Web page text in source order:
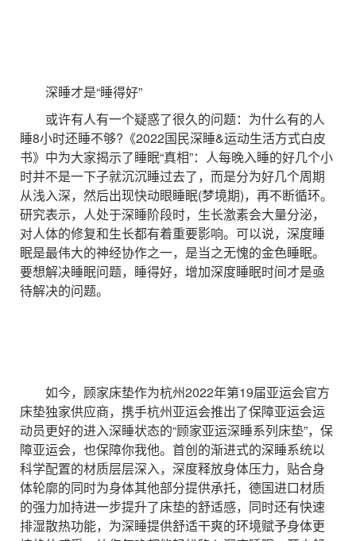
深睡才是“睡得好”
或许有人有一个疑惑了很久的问题：为什么有的人
睡8小时还睡不够?《2022国民深睡&运动生活方式白皮
书》中为大家揭示了睡眠“真相”：人每晚入睡的好几个小
时并不是一下子就沉沉睡过去了，而是分为好几个周期
从浅入深，然后出现快动眼睡眠(梦境期)，再不断循环。
研究表示，人处于深睡阶段时，生长激素会大量分泌，
对人体的修复和生长都有着重要影响。可以说，深度睡
眠是最伟大的神经协作之一，是当之无愧的金色睡眠。
要想解决睡眠问题，睡得好，增加深度睡眠时间才是亟
待解决的问题。
如今，顾家床垫作为杭州2022年第19届亚运会官方
床垫独家供应商，携手杭州亚运会推出了保障亚运会运
动员更好的进入深睡状态的“顾家亚运深睡系列床垫”，保
障亚运会，也保障你我他。首创的渐进式的深睡系统以
科学配置的材质层层深入，深度释放身体压力，贴合身
体轮廓的同时为身体其他部分提供承托，德国进口材质
的强力加持进一步提升了床垫的舒适感，同时还有快速
排湿散热功能，为深睡提供舒适干爽的环境赋予身体更